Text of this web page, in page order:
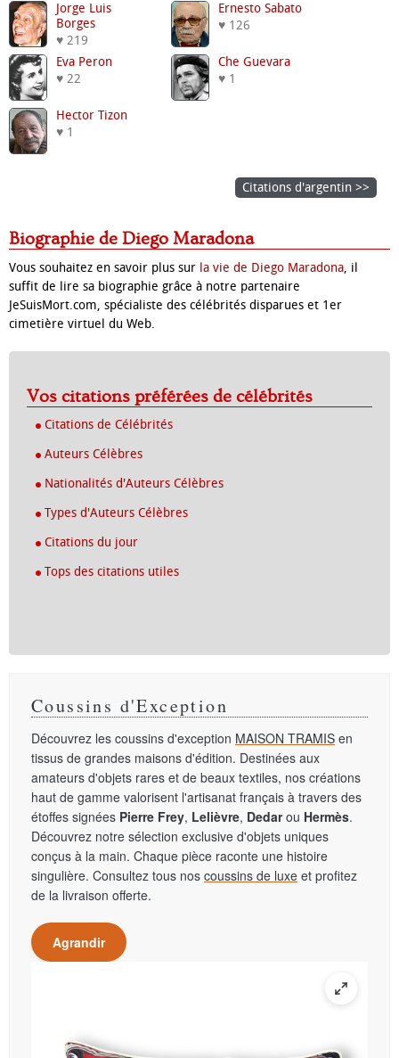
Jorge Luis
Borges
♥ 219
Ernesto Sabato
♥ 126
Eva Peron
♥ 22
Che Guevara
♥ 1
Hector Tizon
♥ 1
Citations d'argentin >>
Biographie de Diego Maradona
Vous souhaitez en savoir plus sur la vie de Diego Maradona, il
suffit de lire sa biographie grâce à notre partenaire
JeSuisMort.com, spécialiste des célébrités disparues et 1er
cimetière virtuel du Web.
Vos citations préférées de célébrités
Citations de Célébrités
Auteurs Célèbres
Nationalités d'Auteurs Célèbres
Types d'Auteurs Célèbres
Citations du jour
Tops des citations utiles
Coussins d'Exception
Découvrez les coussins d'exception MAISON TRAMIS en
tissus de grandes maisons d'édition. Destinées aux
amateurs d'objets rares et de beaux textiles, nos créations
haut de gamme valorisent l'artisanat français à travers des
étoffes signées Pierre Frey, Lelièvre, Dedarou Hermès.
Découvrez notre sélection exclusive d'objets uniques
conçus à la main. Chaque pièce raconte une histoire
singulière. Consultez tous nos coussins de luxe et profitez
de la livraison offerte.
Agrandir